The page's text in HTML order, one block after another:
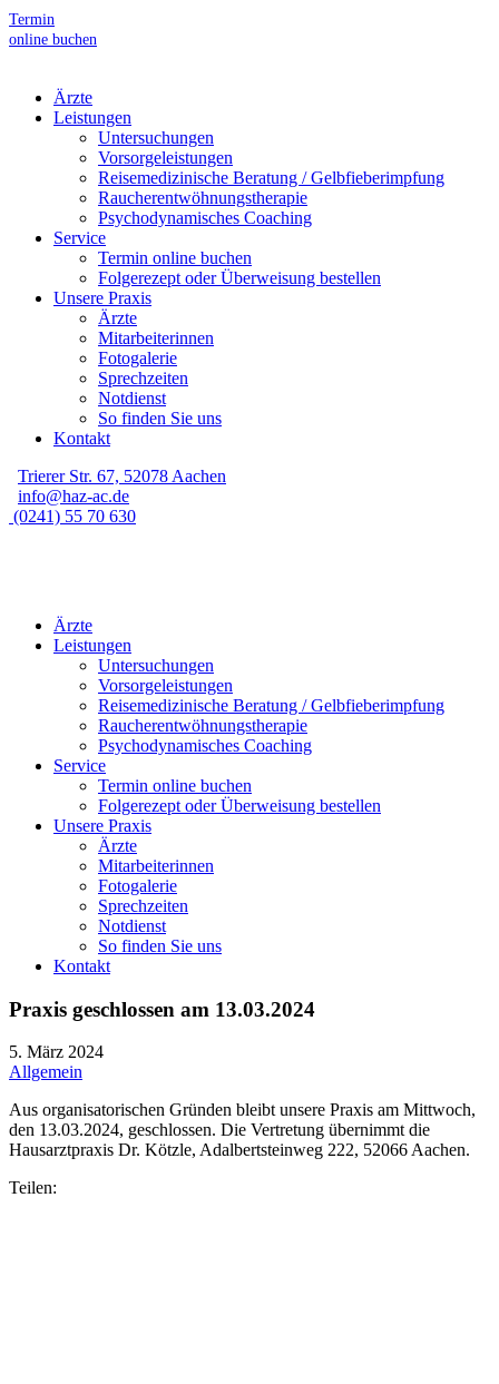
Termin
online buchen
Ärzte
Leistungen
Untersuchungen
Vorsorgeleistungen
Reisemedizinische Beratung / Gelbfieberimpfung
Raucherentwöhnungstherapie
Psychodynamisches Coaching
Service
Termin online buchen
Folgerezept oder Überweisung bestellen
Unsere Praxis
Ärzte
Mitarbeiterinnen
Fotogalerie
Sprechzeiten
Notdienst
So finden Sie uns
Kontakt
Trierer Str. 67, 52078 Aachen
info@haz-ac.de
(0241) 55 70 630
Ärzte
Leistungen
Untersuchungen
Vorsorgeleistungen
Reisemedizinische Beratung / Gelbfieberimpfung
Raucherentwöhnungstherapie
Psychodynamisches Coaching
Service
Termin online buchen
Folgerezept oder Überweisung bestellen
Unsere Praxis
Ärzte
Mitarbeiterinnen
Fotogalerie
Sprechzeiten
Notdienst
So finden Sie uns
Kontakt
Praxis geschlossen am 13.03.2024
5. März 2024
Allgemein
Aus organisatorischen Gründen bleibt unsere Praxis am Mittwoch,
den 13.03.2024, geschlossen. Die Vertretung übernimmt die
Hausarztpraxis Dr. Kötzle, Adalbertsteinweg 222, 52066 Aachen.
Teilen: